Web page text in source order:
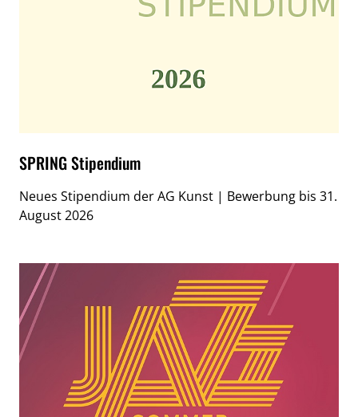
SPRING Stipendium
Neues Stipendium der AG Kunst | Bewerbung bis 31.
August 2026